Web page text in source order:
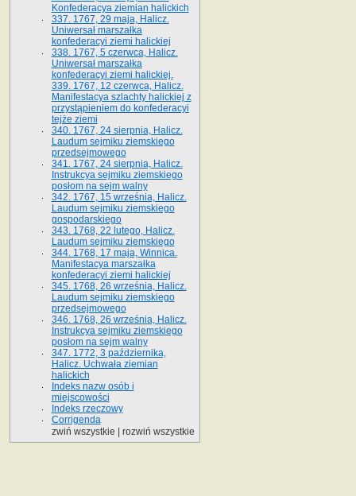
Konfederacya ziemian halickich
337. 1767, 29 maja, Halicz.
Uniwersał marszałka
konfederacyi ziemi halickiej
338. 1767, 5 czerwca, Halicz.
Uniwersał marszałka
konfederacyi ziemi halickiej.
339. 1767, 12 czerwca, Halicz.
Manifestacya szlachty halickiej z
przystąpieniem do konfederacyi
tejże ziemi
340. 1767, 24 sierpnia, Halicz.
Laudum sejmiku ziemskiego
przedsejmowego
341. 1767, 24 sierpnia, Halicz.
Instrukcya sejmiku ziemskiego
posłom na sejm walny
342. 1767, 15 września, Halicz.
Laudum sejmiku ziemskiego
gospodarskiego
343. 1768, 22 lutego, Halicz.
Laudum sejmiku ziemskiego
344. 1768, 17 maja, Winnica.
Manifestacya marszałka
konfederacyi ziemi halickiej
345. 1768, 26 września, Halicz.
Laudum sejmiku ziemskiego
przedsejmowego
346. 1768, 26 września, Halicz.
Instrukcya sejmiku ziemskiego
posłom na sejm walny
347. 1772, 3 października,
Halicz. Uchwała ziemian
halickich
Indeks nazw osób i
miejscowości
Indeks rzeczowy
Corrigenda
zwiń wszystkie
rozwiń wszystkie